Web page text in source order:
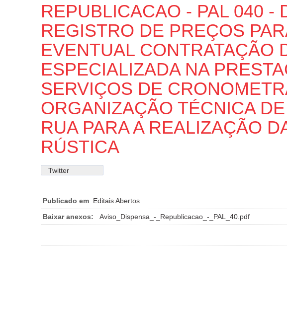
REPUBLICACAO - PAL 040 -
REGISTRO DE PREÇOS
EVENTUAL CONTRATAÇÃO
ESPECIALIZADA NA
SERVIÇOS DE
ORGANIZAÇÃO TÉCNICA
RUA PARA A REALIZAÇÃO
RÚSTICA
Twitter
Publicado em Editais Abertos
Baixar anexos:
Aviso_Dispensa_-_Republicacao_-_PAL_40.pdf